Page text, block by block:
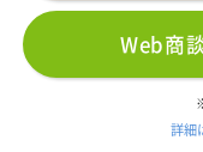
Web商
詳細